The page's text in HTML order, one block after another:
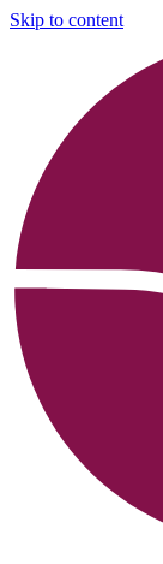
Skip to content